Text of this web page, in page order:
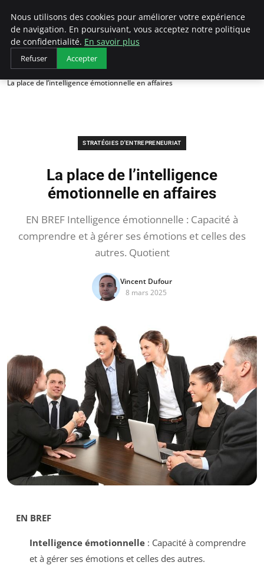
LECFCM
Accueil
Stratégies d'entrepreneuriat
La place de l’intelligence émotionnelle en affaires
STRATÉGIES D'ENTREPRENEURIAT
La place de l’intelligence
émotionnelle en affaires
EN BREF Intelligence émotionnelle : Capacité à
comprendre et à gérer ses émotions et celles des
autres. Quotient
Vincent Dufour
8 mars 2025
EN BREF
Intelligence émotionnelle: Capacité à comprendre
et à gérer ses émotions et celles des autres.
Nous utilisons des cookies pour améliorer votre expérience
de navigation. En poursuivant, vous acceptez notre politique
de confidentialité. En savoir plus
Refuser Accepter